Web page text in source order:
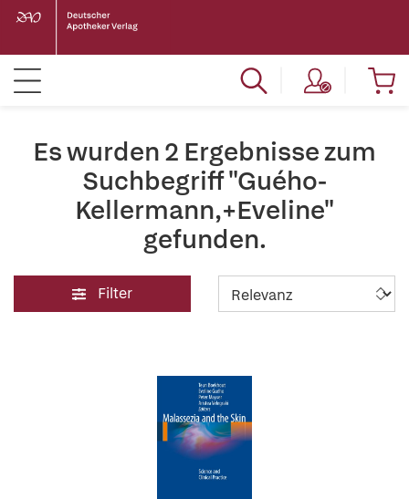
Es wurden 2 Ergebnisse zum
Suchbegriff "Guého-
Kellermann,+Eveline"
gefunden.
Filter